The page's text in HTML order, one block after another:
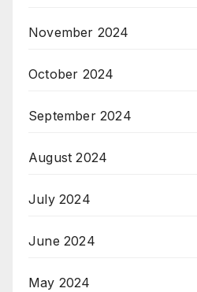
November 2024
October 2024
September 2024
August 2024
July 2024
June 2024
May 2024